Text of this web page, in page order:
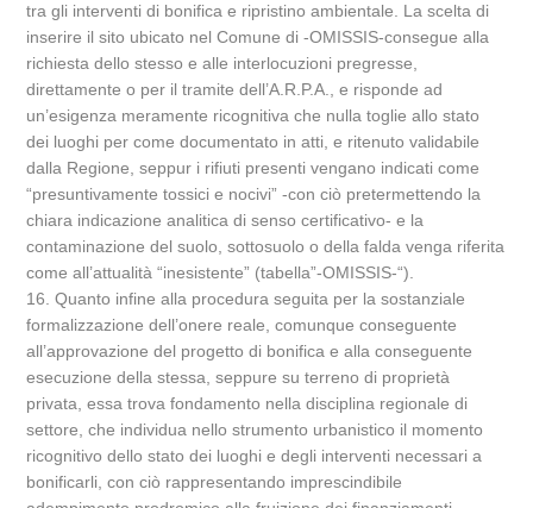
tra gli interventi di bonifica e ripristino ambientale. La scelta di
inserire il sito ubicato nel Comune di -OMISSIS-consegue alla
richiesta dello stesso e alle interlocuzioni pregresse,
direttamente o per il tramite dell’A.R.P.A., e risponde ad
un’esigenza meramente ricognitiva che nulla toglie allo stato
dei luoghi per come documentato in atti, e ritenuto validabile
dalla Regione, seppur i rifiuti presenti vengano indicati come
“presuntivamente tossici e nocivi” -con ciò pretermettendo la
chiara indicazione analitica di senso certificativo- e la
contaminazione del suolo, sottosuolo o della falda venga riferita
come all’attualità “inesistente” (tabella”-OMISSIS-“).
16. Quanto infine alla procedura seguita per la sostanziale
formalizzazione dell’onere reale, comunque conseguente
all’approvazione del progetto di bonifica e alla conseguente
esecuzione della stessa, seppure su terreno di proprietà
privata, essa trova fondamento nella disciplina regionale di
settore, che individua nello strumento urbanistico il momento
ricognitivo dello stato dei luoghi e degli interventi necessari a
bonificarli, con ciò rappresentando imprescindibile